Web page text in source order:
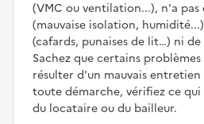
(VMC ou ventilation...), n'a
(mauvaise isolation,
(cafards, punaises de lit…) ni
Sachez que certains
résulter d'un mauvais
toute démarche, vérifiez ce
du locataire ou du bailleur.